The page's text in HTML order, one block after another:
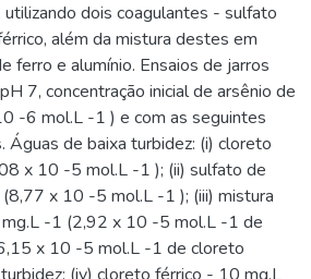
dois coagulantes - sulfato
além da mistura destes em
ferro e alumínio. Ensaios de jarros
7, concentração inicial de arsênio de
-6 mol.L -1 ) e com as seguintes
Águas de baixa turbidez: (i) cloreto
x 10 -5 mol.L -1 ); (ii) sulfato de
x 10 -5 mol.L -1 ); (iii) mistura
-1 (2,92 x 10 -5 mol.L -1 de
x 10 -5 mol.L -1 de cloreto